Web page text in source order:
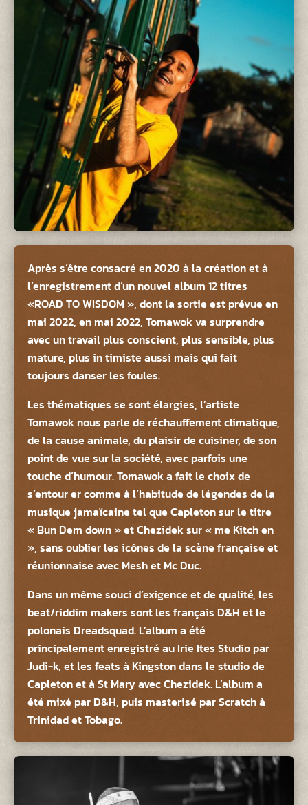
Après s’être consacré en 2020 à la création et à
l’enregistrement d’un nouvel album 12 titres
«ROAD TO WISDOM », dont la sortie est prévue en
mai 2022, en mai 2022, Tomawok va surprendre
avec un travail plus conscient, plus sensible, plus
mature, plus in timiste aussi mais qui fait
toujours danser les foules.
Les thématiques se sont élargies, l’artiste
Tomawok nous parle de réchauffement climatique,
de la cause animale, du plaisir de cuisiner, de son
point de vue sur la société, avec parfois une
touche d’humour. Tomawok a fait le choix de
s’entour er comme à l’habitude de légendes de la
musique jamaïcaine tel que Capleton sur le titre
« Bun Dem down » et Chezidek sur « me Kitch en
», sans oublier les icônes de la scène française et
réunionnaise avec Mesh et Mc Duc.
Dans un même souci d’exigence et de qualité, les
beat/riddim makers sont les français D&H et le
polonais Dreadsquad. L’album a été
principalement enregistré au Irie Ites Studio par
Judi-k, et les feats à Kingston dans le studio de
Capleton et à St Mary avec Chezidek. L’album a
été mixé par D&H, puis masterisé par Scratch à
Trinidad et Tobago.